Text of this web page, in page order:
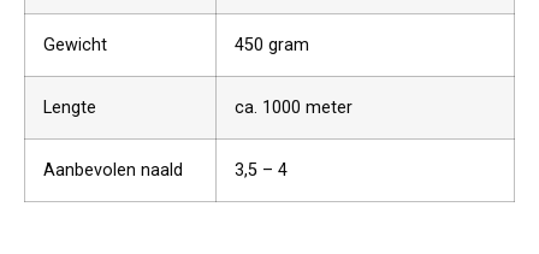
Gewicht 450 gram
Lengte ca. 1000 meter
Aanbevolen naald 3,5 – 4